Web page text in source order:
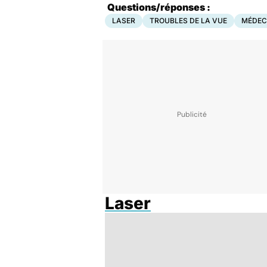
Questions/réponses :
LASER TROUBLES DE LA VUE
Laser